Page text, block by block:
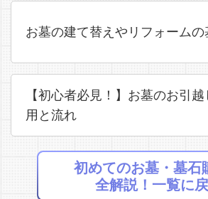
お墓の建て替えやリフォーム
【初心者必見！】お墓のお引
用と流れ
初めてのお墓・墓石
全解説！一覧に